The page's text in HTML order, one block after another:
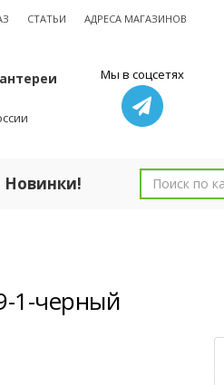
СТАТЬИ АДРЕСА МАГАЗИНОВ
Мы в соцсетях
Новинки!
1-черный